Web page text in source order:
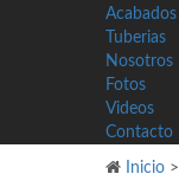
Acabados
Tuberias
Nosotros
Fotos
Videos
Contacto
Inicio >